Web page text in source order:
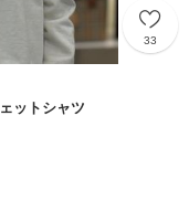
33
ットシャツ